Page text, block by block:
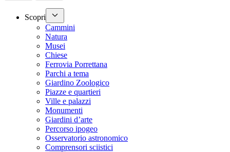
Scopri
Cammini
Natura
Musei
Chiese
Ferrovia Porrettana
Parchi a tema
Giardino Zoologico
Piazze e quartieri
Ville e palazzi
Monumenti
Giardini d’arte
Percorso ipogeo
Osservatorio astronomico
Comprensori sciistici